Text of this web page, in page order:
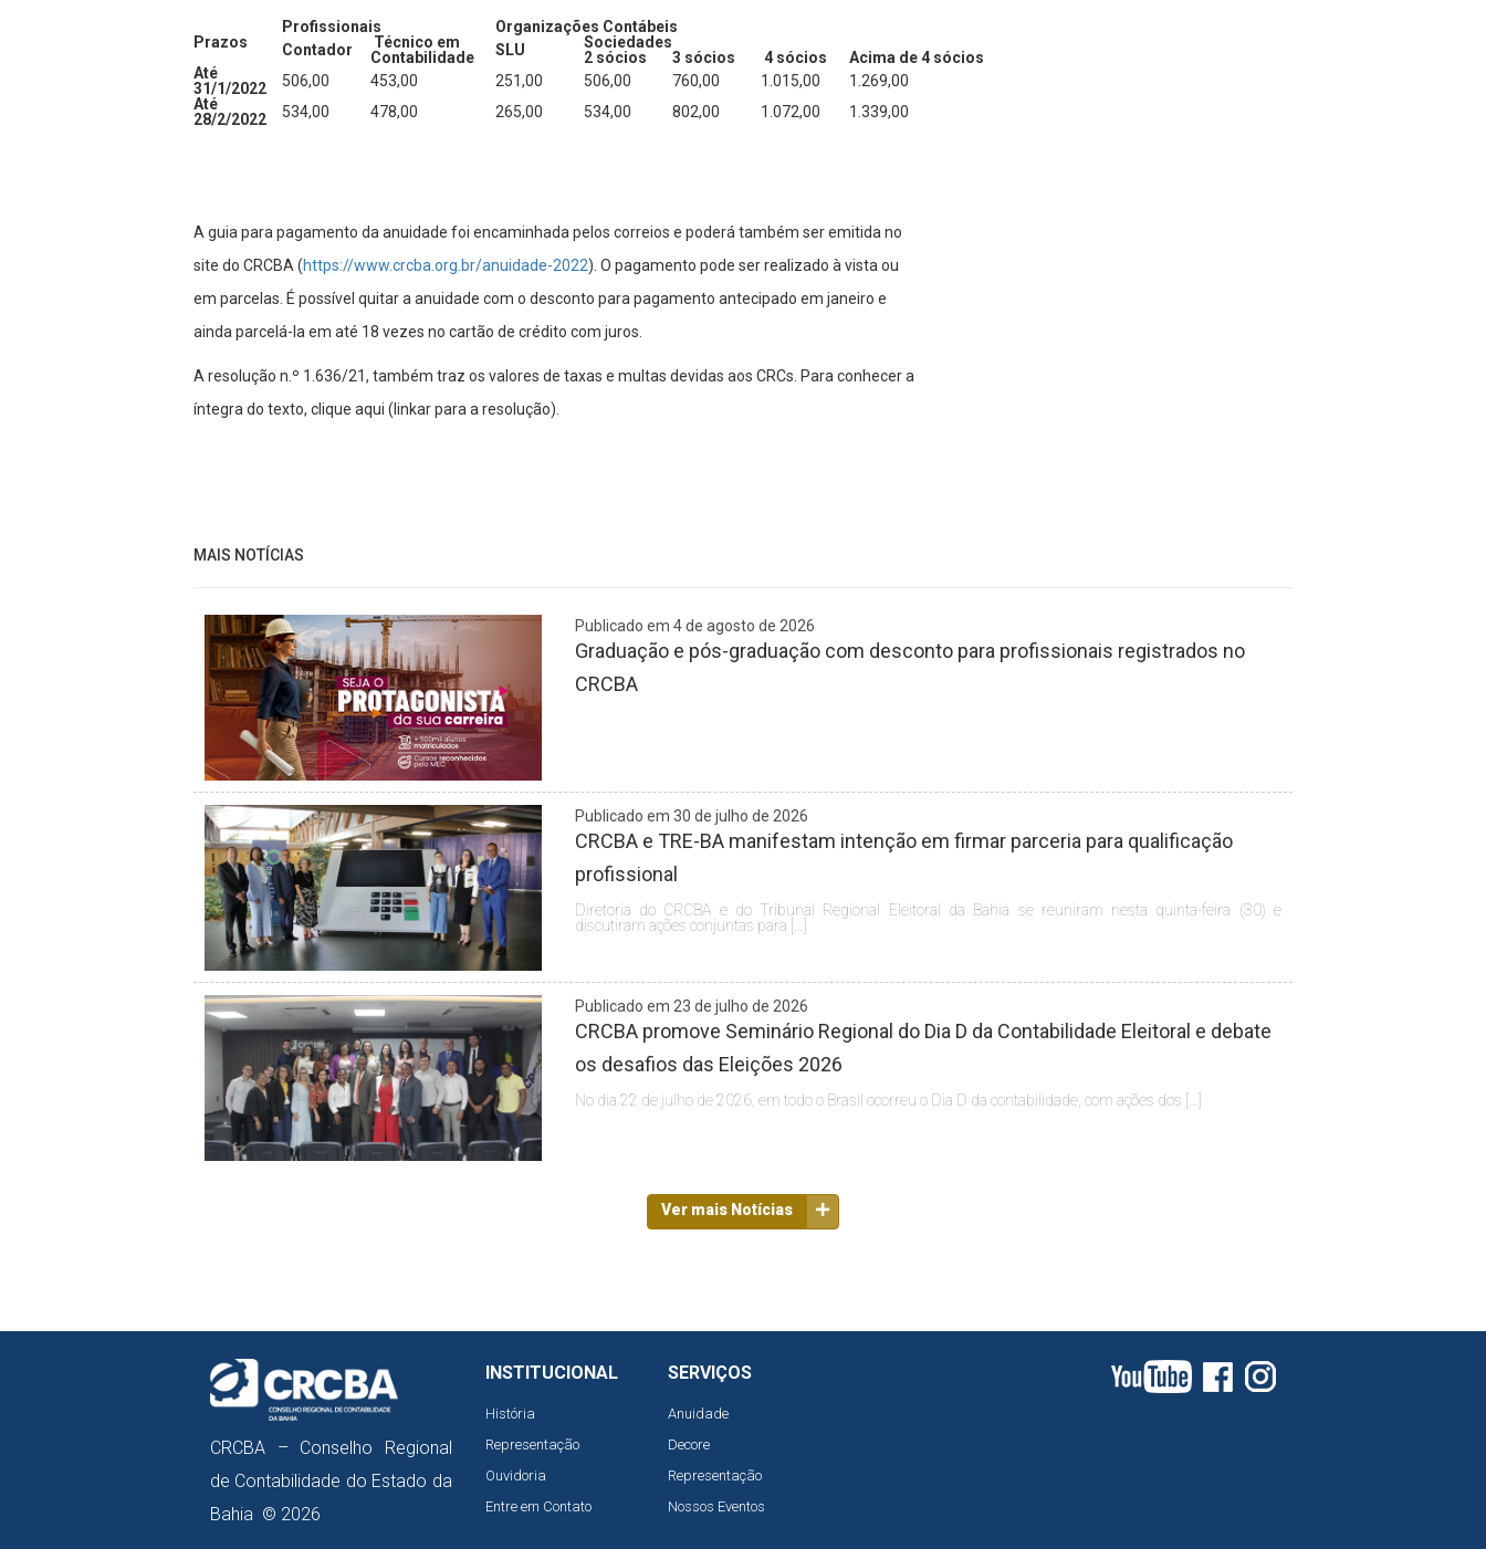
Prazos
Profissionais
Organizações Contábeis
Contador
Técnico em
Contabilidade
SLU
Sociedades
2 sócios
3 sócios 4 sócios
Acima de 4 sócios
Até
31/1/2022
506,00 453,00 251,00 506,00 760,00 1.015,00
1.269,00
Até
28/2/2022
534,00 478,00 265,00 534,00 802,00 1.072,00 1.339,00
A guia para pagamento da anuidade foi encaminhada pelos correios e poderá também ser emitida no
site do CRCBA (https://www.crcba.org.br/anuidade-2022). O pagamento pode ser realizado à vista ou
em parcelas. É possível quitar a anuidade com o desconto para pagamento antecipado em janeiro e
ainda parcelá-la em até 18 vezes no cartão de crédito com juros.
A resolução n.º 1.636/21, também traz os valores de taxas e multas devidas aos CRCs. Para conhecer a
íntegra do texto, clique aqui (linkar para a resolução).
MAIS NOTÍCIAS
Publicado em 4 de agosto de 2026
Graduação e pós-graduação com desconto para profissionais registrados no
CRCBA
Publicado em 30 de julho de 2026
CRCBA e TRE-BA manifestam intenção em firmar parceria para qualificação
profissional
Diretoria do CRCBA e do Tribunal Regional Eleitoral da Bahia se reuniram nesta quinta-feira (30) e
discutiram ações conjuntas para […]
Publicado em 23 de julho de 2026
CRCBA promove Seminário Regional do Dia D da Contabilidade Eleitoral e debate
os desafios das Eleições 2026
No dia 22 de julho de 2026, em todo o Brasil ocorreu o Dia D da contabilidade, com ações dos […]
Ver mais Notícias
CRCBA – Conselho Regional
de Contabilidade do Estado da
Bahia © 2026
INSTITUCIONAL
História
Representação
Ouvidoria
Entre em Contato
SERVIÇOS
Anuidade
Decore
Representação
Nossos Eventos